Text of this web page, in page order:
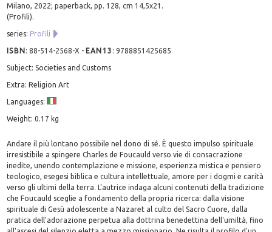
Milano, 2022; paperback, pp. 128, cm 14,5x21.
(Profili).
series: Profili
ISBN:88-514-2568-X - EAN13 :9788851425685
Subject: Societies and Customs
Extra: Religion Art
Languages:
Weight: 0.17 kg
Andare il più lontano possibile nel dono di sé. È questo impulso spirituale
irresistibile a spingere Charles de Foucauld verso vie di consacrazione
inedite, unendo contemplazione e missione, esperienza mistica e pensiero
teologico, esegesi biblica e cultura intellettuale, amore per i dogmi e carità
verso gli ultimi della terra. L'autrice indaga alcuni contenuti della tradizione
che Foucauld sceglie a fondamento della propria ricerca: dalla visione
spirituale di Gesù adolescente a Nazaret al culto del Sacro Cuore, dalla
pratica dell'adorazione perpetua alla dottrina benedettina dell'umiltà, fino